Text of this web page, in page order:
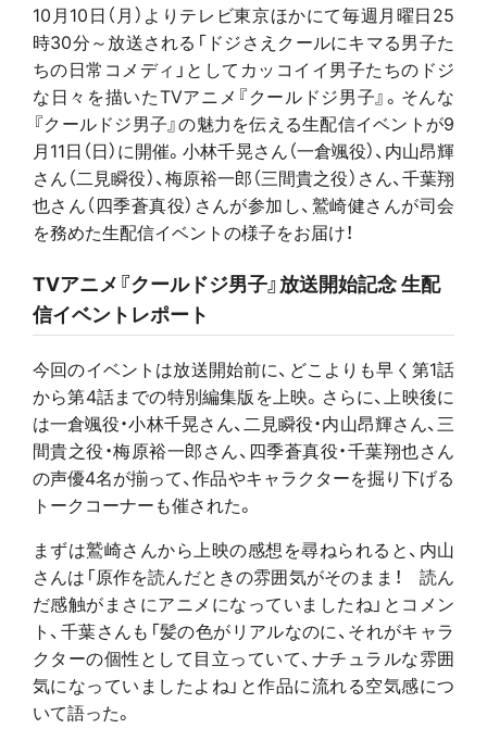
10月10日（月）よりテレビ東京ほかにて毎週月曜日25
時30分～放送される「ドジさえクールにキマる男子た
ちの日常コメディ」としてカッコイイ男子たちのドジ
な日々を描いたTVアニメ『クールドジ男子』。そんな
『クールドジ男子』の魅力を伝える生配信イベントが9
月11日（日）に開催。小林千晃さん（一倉颯役）、内山昂輝
さん（二見瞬役）、梅原裕一郎（三間貴之役）さん、千葉翔
也さん（四季蒼真役）さんが参加し、鷲崎健さんが司会
を務めた生配信イベントの様子をお届け！
TVアニメ『クールドジ男子』放送開始記念 生配
信イベントレポート
今回のイベントは放送開始前に、どこよりも早く第1話
から第4話までの特別編集版を上映。さらに、上映後に
は一倉颯役・小林千晃さん、二見瞬役・内山昂輝さん、三
間貴之役・梅原裕一郎さん、四季蒼真役・千葉翔也さん
の声優4名が揃って、作品やキャラクターを掘り下げる
トークコーナーも催された。
まずは鷲崎さんから上映の感想を尋ねられると、内山
さんは「原作を読んだときの雰囲気がそのまま！ 読ん
だ感触がまさにアニメになっていましたね」とコメン
ト、千葉さんも「髪の色がリアルなのに、それがキャラ
クターの個性として目立っていて、ナチュラルな雰囲
気になっていましたよね」と作品に流れる空気感につ
いて語った。